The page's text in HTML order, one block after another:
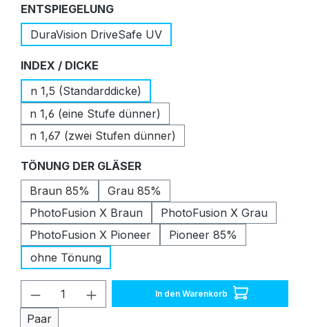
ENTSPIEGELUNGauswählen
DuraVision DriveSafe UV
INDEX / DICKE
n 1,5 (Standarddicke)
n 1,6 (eine Stufe dünner)
n 1,67 (zwei Stufen dünner)
TÖNUNG DER GLÄSERauswählen
Braun 85%
Grau 85%
PhotoFusion X Braun
PhotoFusion X Grau
PhotoFusion X Pioneer
Pioneer 85%
ohne Tönung
Produkt Anzahl: Gib den
Paar
In den Warenkorb